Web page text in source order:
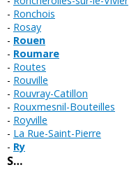
Ronchois
Rosay
Rouen
Roumare
Routes
Rouville
Rouvray-Catillon
Rouxmesnil-Bouteilles
Royville
La Rue-Saint-Pierre
Ry
S…